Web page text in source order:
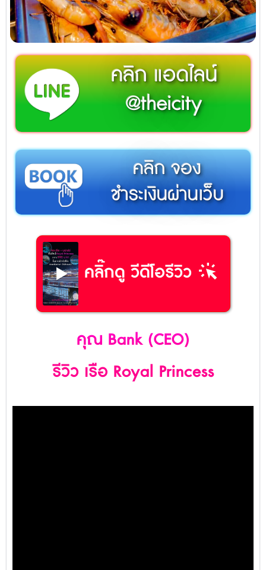
คลิก แอดไลน์
@theicity
คลิก จอง
ชำระเงินผ่านเว็บ
คลิ๊กดู วีดีโอรีวิว web_traffic
คุณ Bank (CEO)
รีวิว เรือ Royal Princess